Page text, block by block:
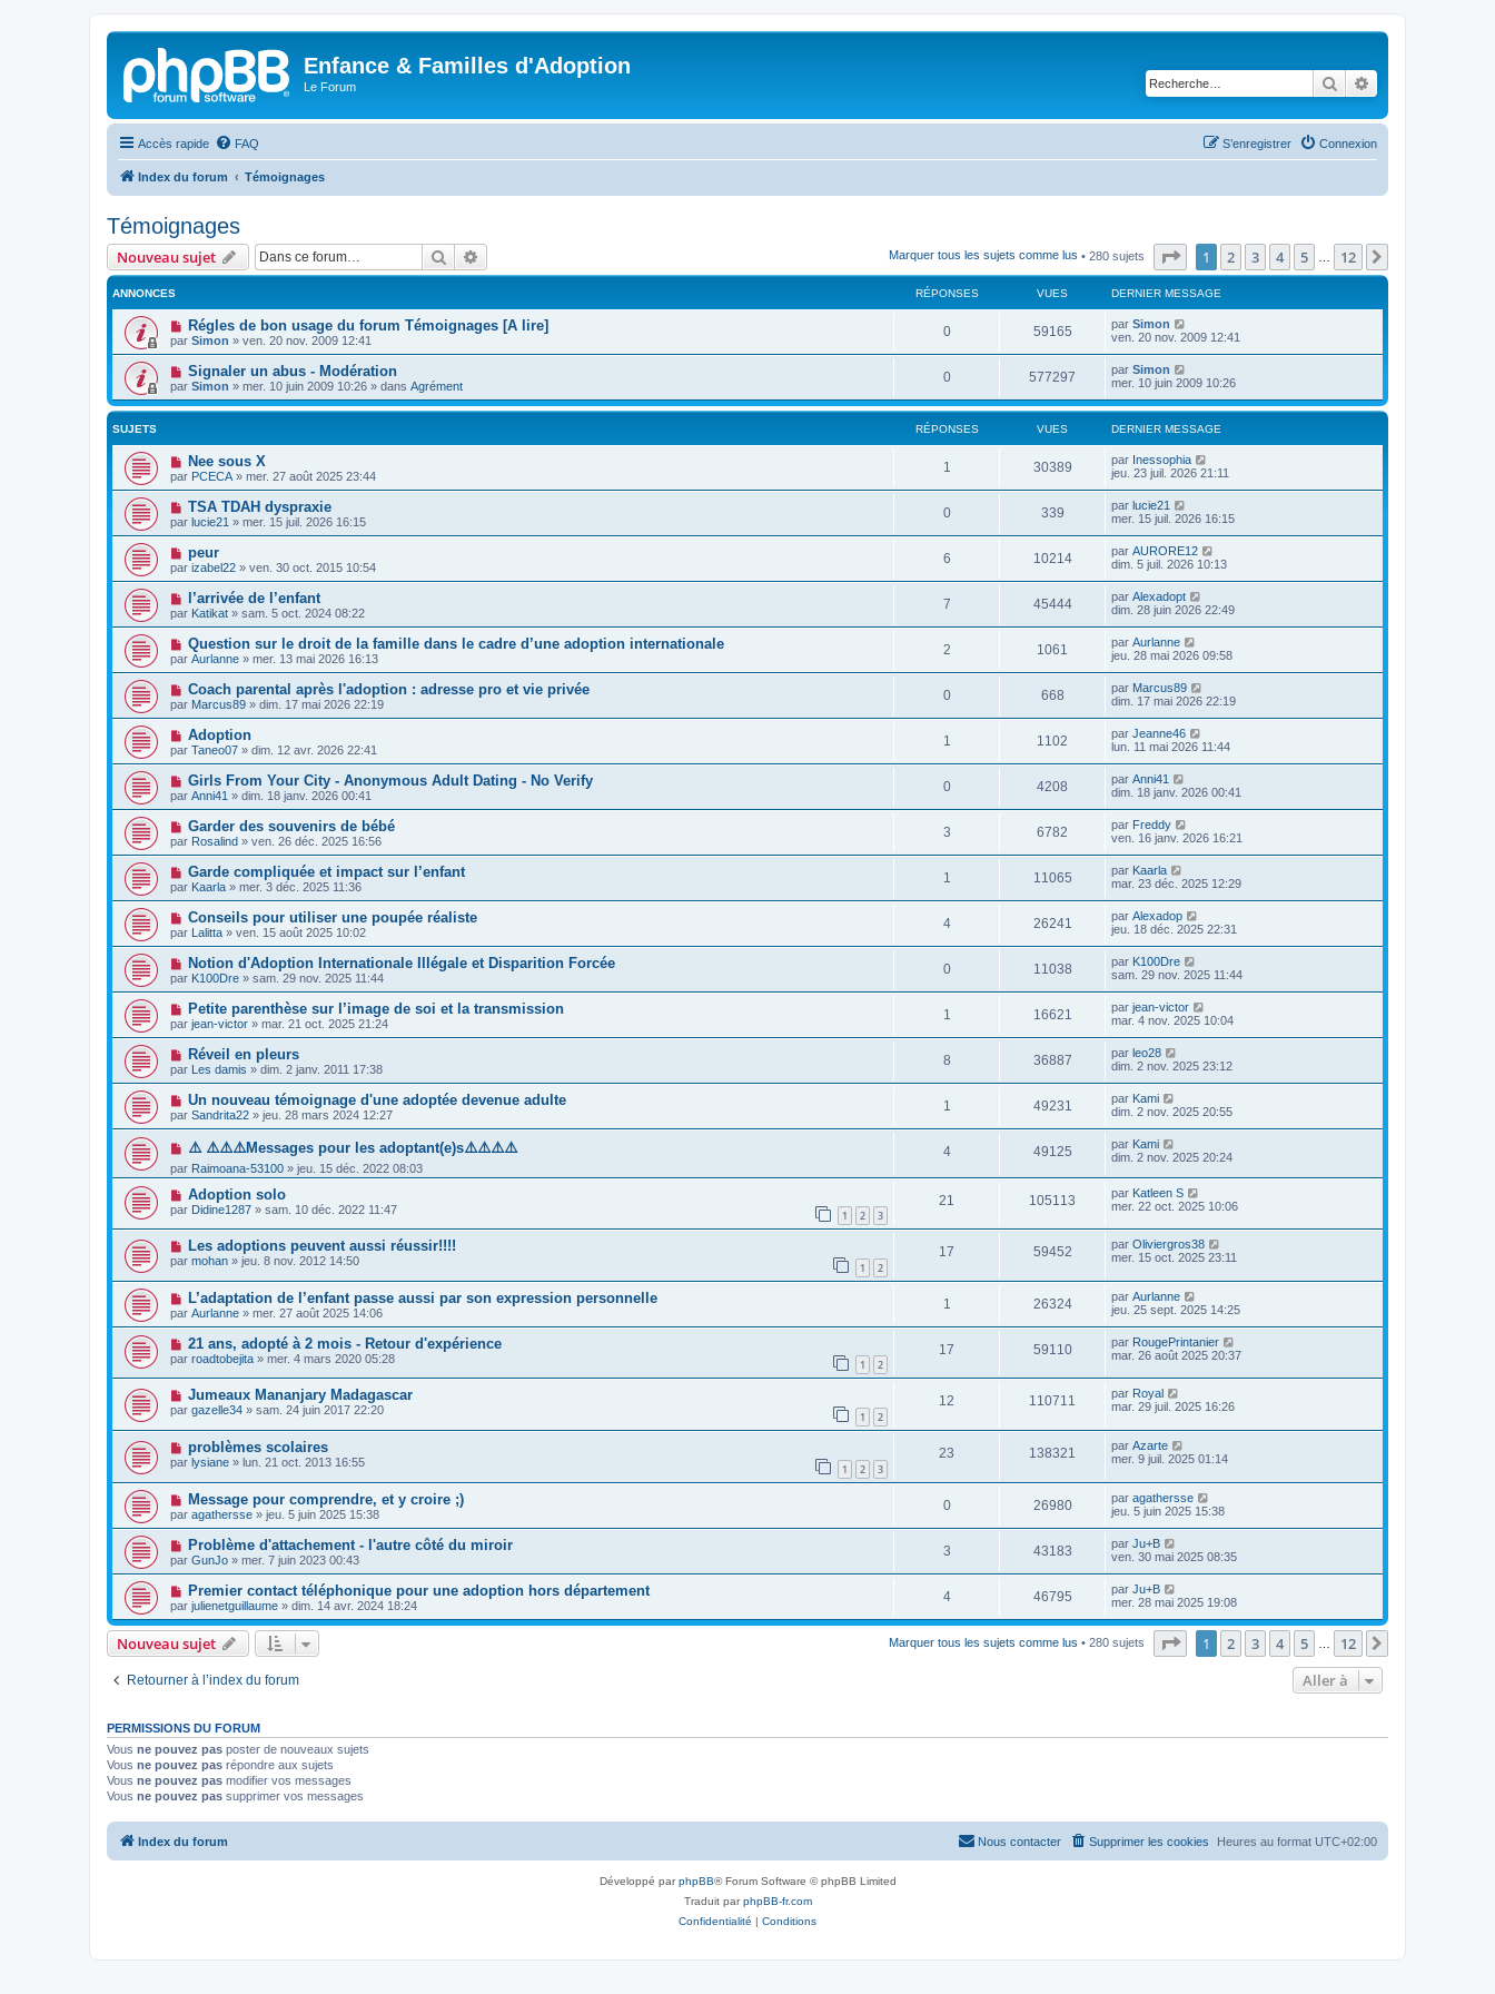
Enfance & Familles d'Adoption
Le Forum Rechercher
Accès rapide FAQ Connexion
S’enregistrer
Index du forum Témoignages
Témoignages
Nouveau sujet Rechercher Marquer tous les sujets comme lus • 280 sujets Page sur12
1 2 3 4 5 12
ANNONCES RÉPONSES VUES DERNIER MESSAGE
Régles de bon usage du forum Témoignages [A lire]
par Simon » ven. 20 nov. 2009 12:41
0 59165 par Simon
ven. 20 nov. 2009 12:41
Signaler un abus - Modération
par Simon » mer. 10 juin 2009 10:26 » dans Agrément
0 577297 par Simon
mer. 10 juin 2009 10:26
SUJETS RÉPONSES VUES DERNIER MESSAGE
Nee sous X
par PCECA » mer. 27 août 2025 23:44
1 30389 par Inessophia
jeu. 23 juil. 2026 21:11
TSA TDAH dyspraxie
par lucie21 » mer. 15 juil. 2026 16:15
0 339 par lucie21
mer. 15 juil. 2026 16:15
peur
par izabel22 » ven. 30 oct. 2015 10:54
6 10214 par AURORE12
dim. 5 juil. 2026 10:13
l’arrivée de l’enfant
par Katikat » sam. 5 oct. 2024 08:22
7 45444 par Alexadopt
dim. 28 juin 2026 22:49
Question sur le droit de la famille dans le cadre d’une adoption internationale
par Aurlanne » mer. 13 mai 2026 16:13
2 1061 par Aurlanne
jeu. 28 mai 2026 09:58
Coach parental après l'adoption : adresse pro et vie privée
par Marcus89 » dim. 17 mai 2026 22:19
0 668 par Marcus89
dim. 17 mai 2026 22:19
Adoption
par Taneo07 » dim. 12 avr. 2026 22:41
1 1102 par Jeanne46
lun. 11 mai 2026 11:44
Girls From Your City - Anonymous Adult Dating - No Verify
par Anni41 » dim. 18 janv. 2026 00:41
0 4208 par Anni41
dim. 18 janv. 2026 00:41
Garder des souvenirs de bébé
par Rosalind » ven. 26 déc. 2025 16:56
3 6782 par Freddy
ven. 16 janv. 2026 16:21
Garde compliquée et impact sur l’enfant
par Kaarla » mer. 3 déc. 2025 11:36
1 11065 par Kaarla
mar. 23 déc. 2025 12:29
Conseils pour utiliser une poupée réaliste
par Lalitta » ven. 15 août 2025 10:02
4 26241 par Alexadop
jeu. 18 déc. 2025 22:31
Notion d'Adoption Internationale Illégale et Disparition Forcée
par K100Dre » sam. 29 nov. 2025 11:44
0 11038 par K100Dre
sam. 29 nov. 2025 11:44
Petite parenthèse sur l’image de soi et la transmission
par jean-victor » mar. 21 oct. 2025 21:24
1 16621 par jean-victor
mar. 4 nov. 2025 10:04
Réveil en pleurs
par Les damis » dim. 2 janv. 2011 17:38
8 36887 par leo28
dim. 2 nov. 2025 23:12
Un nouveau témoignage d'une adoptée devenue adulte
par Sandrita22 » jeu. 28 mars 2024 12:27
1 49231 par Kami
dim. 2 nov. 2025 20:55
⚠️ ⚠️⚠️⚠️Messages pour les adoptant(e)s⚠️⚠️⚠️⚠️
par Raimoana-53100 » jeu. 15 déc. 2022 08:03
4 49125 par Kami
dim. 2 nov. 2025 20:24
Adoption solo
par Didine1287 » sam. 10 déc. 2022 11:47 1 2 3
21 105113 par Katleen S
mer. 22 oct. 2025 10:06
Les adoptions peuvent aussi réussir!!!!
par mohan » jeu. 8 nov. 2012 14:50 1 2
17 59452 par Oliviergros38
mer. 15 oct. 2025 23:11
L’adaptation de l’enfant passe aussi par son expression personnelle
par Aurlanne » mer. 27 août 2025 14:06
1 26324 par Aurlanne
jeu. 25 sept. 2025 14:25
21 ans, adopté à 2 mois - Retour d'expérience
par roadtobejita » mer. 4 mars 2020 05:28 1 2
17 59110 par RougePrintanier
mar. 26 août 2025 20:37
Jumeaux Mananjary Madagascar
par gazelle34 » sam. 24 juin 2017 22:20 1 2
12 110711 par Royal
mar. 29 juil. 2025 16:26
problèmes scolaires
par lysiane » lun. 21 oct. 2013 16:55 1 2 3
23 138321 par Azarte
mer. 9 juil. 2025 01:14
Message pour comprendre, et y croire ;)
par agathersse » jeu. 5 juin 2025 15:38
0 26980 par agathersse
jeu. 5 juin 2025 15:38
Problème d'attachement - l'autre côté du miroir
par GunJo » mer. 7 juin 2023 00:43
3 43183 par Ju+B
ven. 30 mai 2025 08:35
Premier contact téléphonique pour une adoption hors département
par julienetguillaume » dim. 14 avr. 2024 18:24
4 46795 par Ju+B
mer. 28 mai 2025 19:08
Nouveau sujet Marquer tous les sujets comme lus • 280 sujets Page sur12
1 2 3 4 5 12
Retourner à l’index du forum Aller à
PERMISSIONS DU FORUM
Vous ne pouvez pas poster de nouveaux sujets
Vous ne pouvez pas répondre aux sujets
Vous ne pouvez pas modifier vos messages
Vous ne pouvez pas supprimer vos messages
Index du forum Heures au format UTC+02:00
Supprimer les cookies
Nous contacter
Développé parphpBB® Forum Software © phpBB Limited
Traduit parphpBB-fr.com
Confidentialité | Conditions